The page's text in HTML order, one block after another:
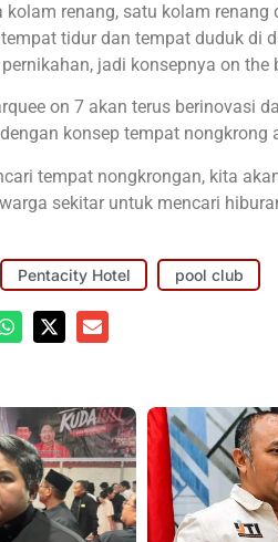
kolam renang, satu kolam
tidur dan tempat duduk di
jadi konsepnya on the
on 7 akan terus berinovasi
konsep tempat nongkrong
tempat nongkrongan, kita
sekitar untuk mencari
Pentacity Hotel pool club